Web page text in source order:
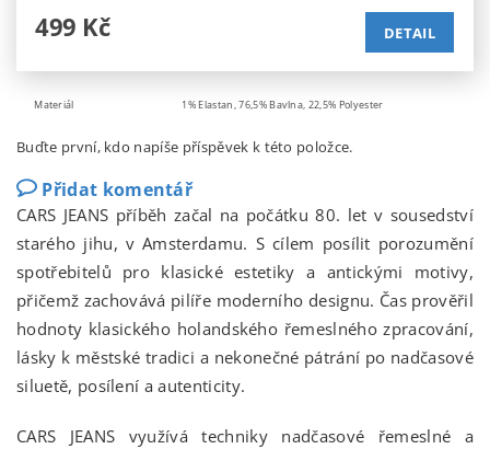
499 Kč DETAIL
Materiál 1% Elastan, 76,5% Bavlna, 22,5% Polyester
Buďte první, kdo napíše příspěvek k této položce.
Přidat komentář
CARS JEANS příběh začal na počátku 80. let v sousedství
starého jihu, v Amsterdamu. S cílem posílit porozumění
spotřebitelů pro klasické estetiky a antickými motivy,
přičemž zachovává pilíře moderního designu. Čas prověřil
hodnoty klasického holandského řemeslného zpracování,
lásky k městské tradici a nekonečné pátrání po nadčasové
siluetě, posílení a autenticity.
CARS JEANS využívá techniky nadčasové řemeslné a